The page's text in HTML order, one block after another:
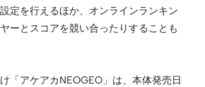
定を行えるほか、オンラインランキン
ーとスコアを競い合ったりすることも
「アケアカNEOGEO」は、本体発売日